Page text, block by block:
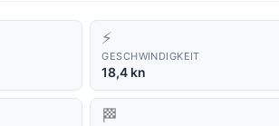
⚡
GESCHWINDIGKEIT
18,4 kn
🏁